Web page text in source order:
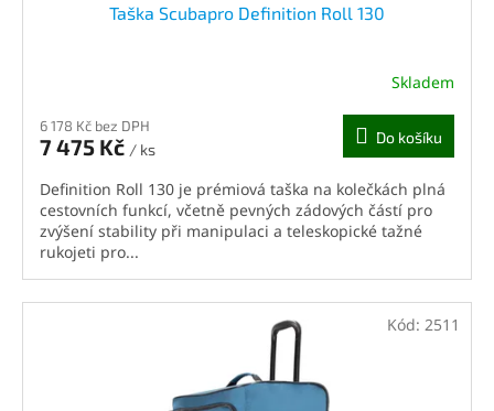
Taška Scubapro Definition Roll 130
Skladem
6 178 Kč bez DPH
7 475 Kč / ks
Do košíku
Definition Roll 130 je prémiová taška na kolečkách plná
cestovních funkcí, včetně pevných zádových částí pro
zvýšení stability při manipulaci a teleskopické tažné
rukojeti pro...
Kód: 2511